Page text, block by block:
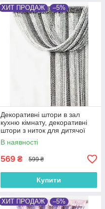
ХИТ ПРОДАЖ –5%
Декоративні штори в зал
кухню кімнату, декоративні
штори з ниток для дитячої
Біло-сіро-графітові (NS-308)
В наявності
569 ₴ 599 ₴
Купити
ХИТ ПРОДАЖ –5%